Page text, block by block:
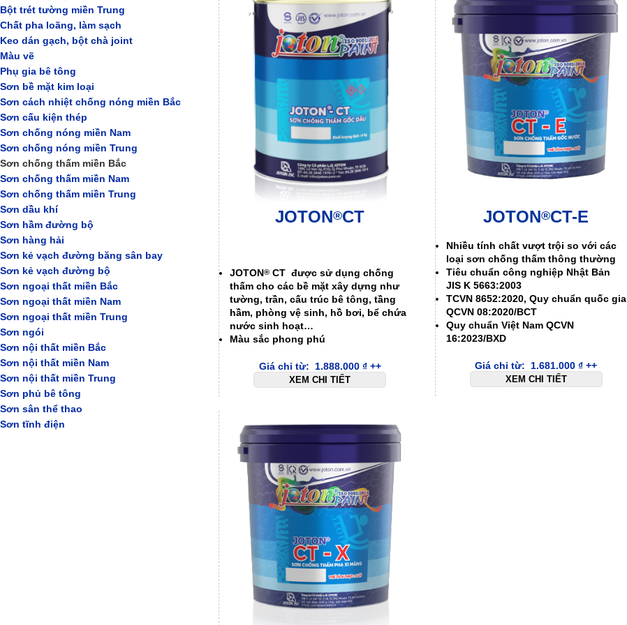
Bột trét tường miền Trung
Chất pha loãng, làm sạch
Keo dán gạch, bột chà joint
Màu vẽ
Phụ gia bê tông
Sơn bề mặt kim loại
Sơn cách nhiệt chống nóng miền Bắc
Sơn cấu kiện thép
Sơn chống nóng miền Nam
Sơn chống nóng miền Trung
Sơn chống thấm miền Bắc
Sơn chống thấm miền Nam
Sơn chống thấm miền Trung
Sơn dầu khí
Sơn hầm đường bộ
Sơn hàng hải
Sơn kẻ vạch đường băng sân bay
Sơn kẻ vạch đường bộ
Sơn ngoại thất miền Bắc
Sơn ngoại thất miền Nam
Sơn ngoại thất miền Trung
Sơn ngói
Sơn nội thất miền Bắc
Sơn nội thất miền Nam
Sơn nội thất miền Trung
Sơn phủ bê tông
Sơn sân thể thao
Sơn tĩnh điện
JOTON®CT
JOTON®CTđược sử dụng chống
thấm cho các bề mặt xây dựng như
tường, trần, cấu trúc bê tông, tầng
hầm, phòng vệ sinh, hồ bơi, bể chứa
nước sinh hoạt…
Màu sắc phong phú
Giá chỉ từ: 1.888.000 ₫++
XEM CHI TIẾT
JOTON®CT-E
Nhiều tính chất vượt trội so với các
loại sơn chống thấm thông thường
Tiêu chuẩn công nghiệp Nhật Bản
JIS K 5663:2003
TCVN 8652:2020, Quy chuẩn quốc gia
QCVN 08:2020/BCT
Quy chuẩn Việt Nam QCVN
16:2023/BXD
Giá chỉ từ:1.681.000₫ ++
XEM CHI TIẾT